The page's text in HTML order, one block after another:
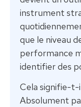
instrument
que le niveau
performance
identifier des
Cela signifie-t-
Absolument